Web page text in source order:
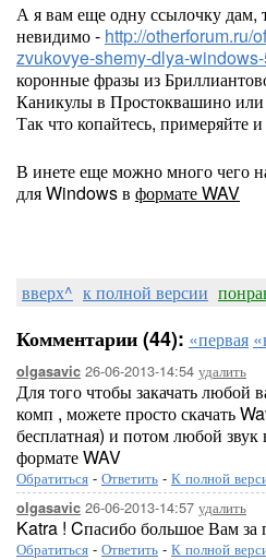
А я вам еще одну ссылочку дам,
невидимо - http://otherforum.ru/
zvukovye-shemy-dlya-
коронные фразы из
Каникулы в Простоквашино
Так что копайтесь, примеряйте
В инете еще можно много чего
для Windows в формате WAV
вверх^ к полной версии
Комментарии (44): «первая
olgasavic 26-06-2013-14:54 удалить
Для того чтобы закачать любой
комп , можете просто скачать
бесплатная) и потом любой звук
формате WAV
Обратиться - Ответить - К полной
olgasavic 26-06-2013-14:57 удалить
Katra ! Cпасибо большое Вам за
Обратиться - Ответить - К полной